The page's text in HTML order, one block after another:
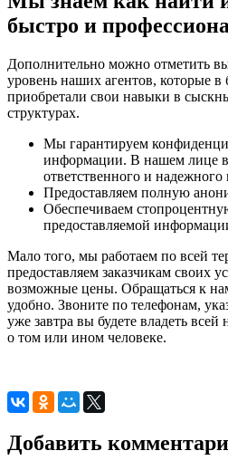
быстро и
Дополнительно можно отметить
уровень наших агентов, которые в
приобретали свои навыки в
структурах.
Мы гарантируем
информации. В нашем лице
ответственного и надежного
Предоставляем полную
Обеспечиваем
предоставляемой
Мало того, мы работаем по всей
предоставляем заказчикам своих
возможные цены. Обращаться к
удобно. Звоните по телефонам,
уже завтра вы будете владеть
о том или ином человеке.
Добавить